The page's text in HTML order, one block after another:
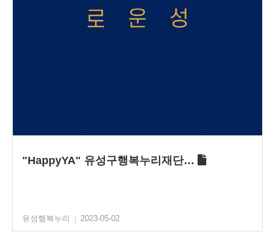
"HappyYA" 유성구행복누리재단…
유성행복누리 | 2023-05-02